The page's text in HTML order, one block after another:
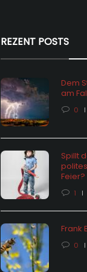
Chômage: vu
Lektiounen
7 months ago
REZENT POSTS
Dem
am
0
Spillt
Feier?
1
Frank
0